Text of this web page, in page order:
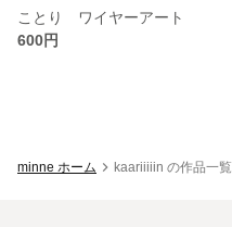
ことり ワイヤーアート
600円
minne ホーム kaariiiiin の作品一覧